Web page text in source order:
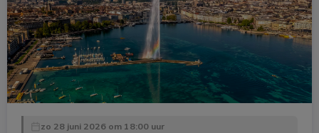
zo 28 juni 2026 om 18:00 uur